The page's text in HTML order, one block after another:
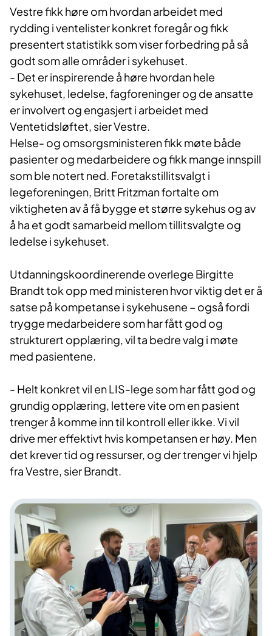
Vestre fikk høre om hvordan arbeidet med
rydding i ventelister konkret foregår og fikk
presentert statistikk som viser forbedring på så
godt som alle områder i sykehuset.
- Det er inspirerende å høre hvordan hele
sykehuset, ledelse, fagforeninger og de ansatte
er involvert og engasjert i arbeidet med
Ventetidsløftet, sier Vestre.
Helse- og omsorgsministeren fikk møte både
pasienter og medarbeidere og fikk mange innspill
som ble notert ned. Foretakstillitsvalgt i
legeforeningen, Britt Fritzman fortalte om
viktigheten av å få bygge et større sykehus og av
å ha et godt samarbeid mellom tillitsvalgte og
ledelse i sykehuset.
Utdanningskoordinerende overlege Birgitte
Brandt tok opp med ministeren hvor viktig det er å
satse på kompetanse i sykehusene – også fordi
trygge medarbeidere som har fått god og
strukturert opplæring, vil ta bedre valg i møte
med pasientene.
- Helt konkret vil en LIS-lege som har fått god og
grundig opplæring, lettere vite om en pasient
trenger å komme inn til kontroll eller ikke. Vi vil
drive mer effektivt hvis kompetansen er høy. Men
det krever tid og ressurser, og der trenger vi hjelp
fra Vestre, sier Brandt.